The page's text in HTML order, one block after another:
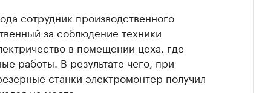
сотрудник производственного
за соблюдение техники
в помещении цеха, где
работы. В результате чего, при
станки электромонтер получил